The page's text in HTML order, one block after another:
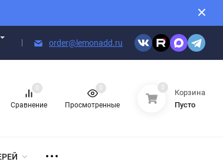
order@lemonadd.ru
Сравнение
0
Просмотренные
0 0
Корзина
Пусто